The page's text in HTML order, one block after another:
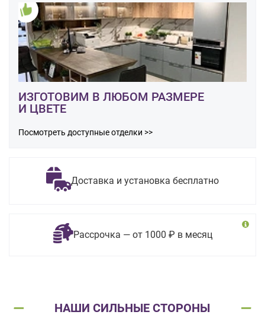
ИЗГОТОВИМ В ЛЮБОМ РАЗМЕРЕ
И ЦВЕТЕ
Посмотреть доступные отделки >>
Доставка и установка бесплатно
Рассрочка — от 1000 ₽ в месяц
НАШИ СИЛЬНЫЕ СТОРОНЫ